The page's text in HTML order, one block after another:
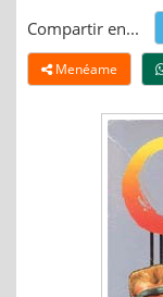
Compartir en...
Menéame